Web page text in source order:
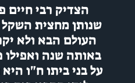
הצדיק רבי חיים
שנותן מחצית השקל
העולם הבא ולא יקרה
באותה שנה ואפילו
על בני ביתו ח"ו היא